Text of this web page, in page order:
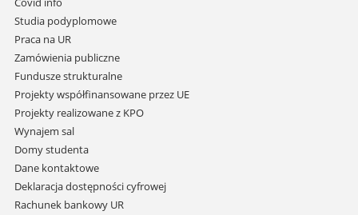
treści
Studia podyplomowe
Praca na UR
Zamówienia publiczne
Fundusze strukturalne
Projekty współfinansowane przez UE
Projekty realizowane z KPO
Wynajem sal
Domy studenta
Dane kontaktowe
Deklaracja dostępności cyfrowej
Rachunek bankowy UR